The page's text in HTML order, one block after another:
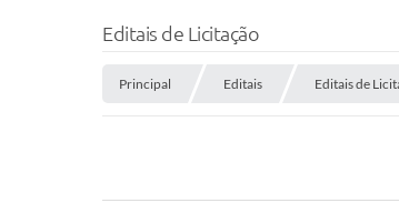
Editais de Licitação
Principal Editais Editais de